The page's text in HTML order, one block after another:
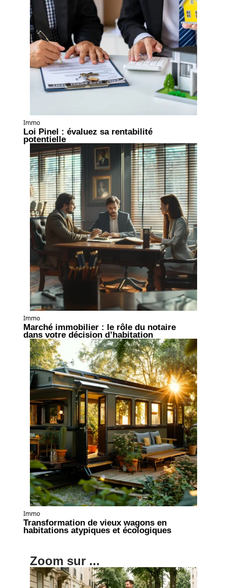
Immo
Loi Pinel : évaluez sa rentabilité
potentielle
Immo
Marché immobilier : le rôle du notaire
dans votre décision d’habitation
Immo
Transformation de vieux wagons en
habitations atypiques et écologiques
Zoom sur ...